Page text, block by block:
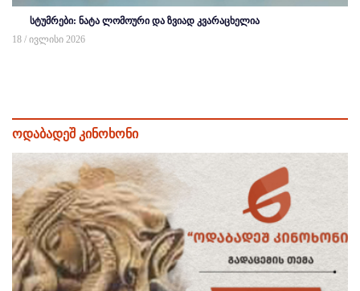
სტუმრები: ნატა ლომოური და ზვიად კვარაცხელია
18 / ივლისი 2026
ოდაბადეშ კინოხონი